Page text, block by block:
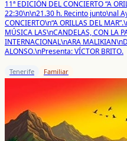
11ª EDICIÓN DEL CONCIERTO “A
22:30\n\n21.30 h. Recinto junto\nal
CONCIERTO\n“A ORILLAS DEL
MÚSICA LAS\nCANDELAS, CON LA
INTERNACIONAL\nARA
ALONSO.\nPresenta: VÍCTOR BRITO.
Tenerife Familiar